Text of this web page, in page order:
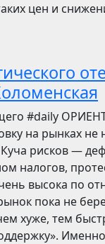
цен и
#daily
на рынках не
Куча рисков —
налогов,
высока по
пока не
хуже, тем
Именно